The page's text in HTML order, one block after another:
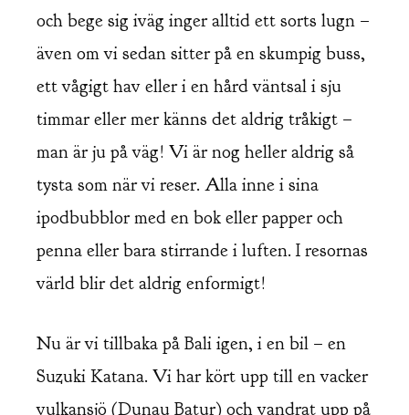
och bege sig iväg inger alltid ett sorts lugn –
även om vi sedan sitter på en skumpig buss,
ett vågigt hav eller i en hård väntsal i sju
timmar eller mer känns det aldrig tråkigt –
man är ju på väg! Vi är nog heller aldrig så
tysta som när vi reser. Alla inne i sina
ipodbubblor med en bok eller papper och
penna eller bara stirrande i luften. I resornas
värld blir det aldrig enformigt!
Nu är vi tillbaka på Bali igen, i en bil – en
Suzuki Katana. Vi har kört upp till en vacker
vulkansjö (Dunau Batur) och vandrat upp på